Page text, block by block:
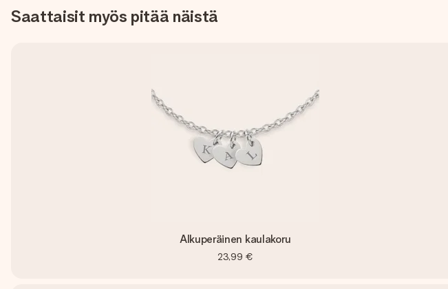
Saattaisit myös pitää näistä
Alkuperäinen kaulakoru
23,99 €